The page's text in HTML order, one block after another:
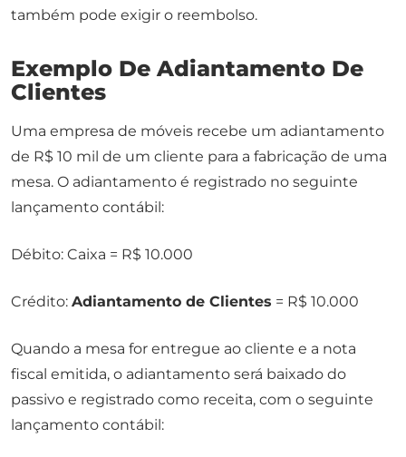
também pode exigir o reembolso.
Exemplo De Adiantamento De
Clientes
Uma empresa de móveis recebe um adiantamento
de R$ 10 mil de um cliente para a fabricação de uma
mesa. O adiantamento é registrado no seguinte
lançamento contábil:
Débito: Caixa = R$ 10.000
Crédito: Adiantamento de Clientes = R$ 10.000
Quando a mesa for entregue ao cliente e a nota
fiscal emitida, o adiantamento será baixado do
passivo e registrado como receita, com o seguinte
lançamento contábil: